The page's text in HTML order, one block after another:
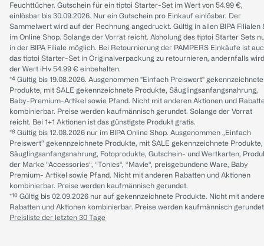
Feuchttücher. Gutschein für ein tiptoi Starter-Set im Wert von 54.99 €,
einlösbar bis 30.09.2026. Nur ein Gutschein pro Einkauf einlösbar. Der
Sammelwert wird auf der Rechnung angedruckt. Gültig in allen BIPA Filialen
im Online Shop. Solange der Vorrat reicht. Abholung des tiptoi Starter Sets
in der BIPA Filiale möglich. Bei Retournierung der PAMPERS Einkäufe ist
das tiptoi Starter-Set in Originalverpackung zu retournieren, andernfalls wird
der Wert iHv 54.99 € einbehalten.
*⁴ Gültig bis 19.08.2026. Ausgenommen "Einfach Preiswert" gekennzeichnete
Produkte, mit SALE gekennzeichnete Produkte, Säuglingsanfangsnahrung,
Baby-Premium-Artikel sowie Pfand. Nicht mit anderen Aktionen und
kombinierbar. Preise werden kaufmännisch gerundet. Solange der Vorrat
reicht. Bei 1+1 Aktionen ist das günstigste Produkt gratis.
*⁸ Gültig bis 12.08.2026 nur im BIPA Online Shop. Ausgenommen „Einfach
Preiswert“ gekennzeichnete Produkte, mit SALE gekennzeichnete Produkte,
Säuglingsanfangsnahrung, Fotoprodukte, Gutschein- und Wertkarten,
der Marke “Accessories“, “Tonies“, “Mavie“, preisgebundene Ware, Baby
Premium- Artikel sowie Pfand. Nicht mit anderen Rabatten und Aktionen
kombinierbar. Preise werden kaufmännisch gerundet.
*¹⁰ Gültig bis 02.09.2026 nur auf gekennzeichnete Produkte. Nicht mit
Rabatten und Aktionen kombinierbar. Preise werden kaufmännisch
Preisliste der letzten 30 Tage